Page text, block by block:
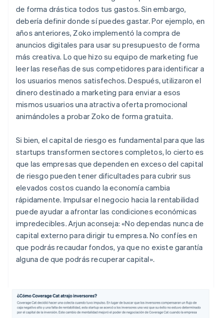
de forma drástica todos tus gastos. Sin embargo,
debería definir donde sí puedes gastar. Por ejemplo, en
años anteriores, Zoko implementó la compra de
anuncios digitales para usar su presupuesto de forma
más creativa. Lo que hizo su equipo de marketing fue
leer las reseñas de sus competidores para identificar a
los usuarios menos satisfechos. Después, utilizaron el
dinero destinado a marketing para enviar a esos
mismos usuarios una atractiva oferta promocional
animándoles a probar Zoko de forma gratuita.
Si bien, el capital de riesgo es fundamental para que las
startups transformen sectores completos, lo cierto es
que las empresas que dependen en exceso del capital
de riesgo pueden tener dificultades para cubrir sus
elevados costos cuando la economía cambia
rápidamente. Impulsar el negocio hacia la rentabilidad
puede ayudar a afrontar las condiciones económicas
impredecibles. Arjun aconseja: «No dependas nunca de
capital externo para dirigir tu empresa. No confíes en
que podrás recaudar fondos, ya que no existe garantía
alguna de que podrás recuperar capital».